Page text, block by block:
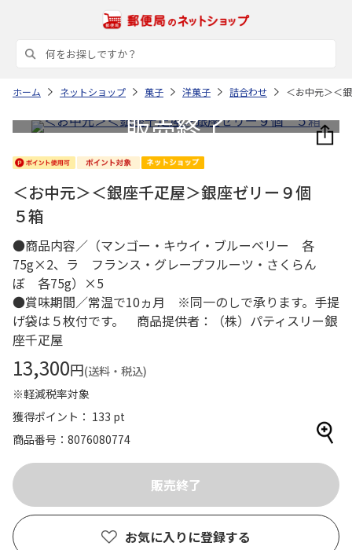
ホーム ネットショップ 菓子 洋菓子 詰合わせ ＜お中元＞＜
＜お中元＞＜銀座千疋屋＞銀座ゼリー９個
５箱
●商品内容／（マンゴー・キウイ・ブルーベリー 各
75g×2、ラ フランス・グレープフルーツ・さくらん
ぼ 各75g）×5
●賞味期間／常温で10ヵ月 ※同一のしで承ります。手提
げ袋は５枚付です。 商品提供者：（株）パティスリー銀
座千疋屋
13,300円(送料・税込)
※軽減税率対象
獲得ポイント： 133 pt
商品番号
8076080774
お気に入りに登録する